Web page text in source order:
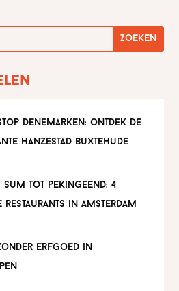
denemarken: ontdek de
hanzestad buxtehude
sum tot pekingeend: 4
restaurants in amsterdam
erfgoed in